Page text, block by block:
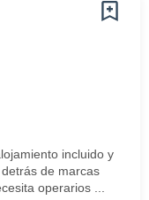
incluido y
de marcas
operarios ...